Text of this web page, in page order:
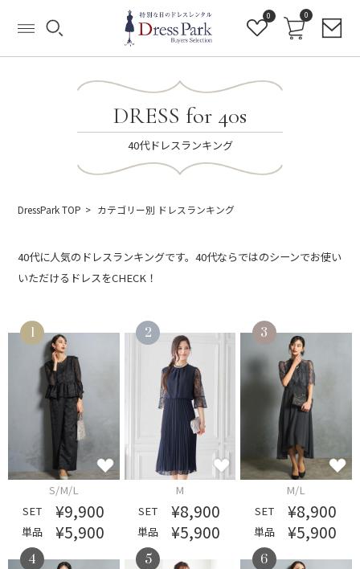
0 0
DRESS for 40s
40代ドレスランキング
DressPark TOP カテゴリー別 ドレスランキング
40代に人気のドレスランキングです。40代ならではのシーンでお使い
いただけるドレスをCHECK！
1
S/M/L
SET
¥9,900
単品 ¥5,900
2
M
SET
¥8,900
単品 ¥5,900
3
M/L
SET
¥8,900
単品 ¥5,900
4 5 6